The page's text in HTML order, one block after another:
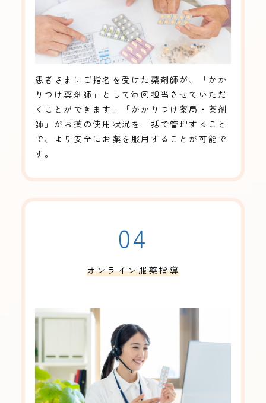
患者さまにご指名を受けた薬剤師が、「かか
りつけ薬剤師」として毎回担当させていただ
くことができます。「かかりつけ薬局・薬剤
師」がお薬の使用状況を一括で管理すること
で、より安全にお薬を服用することが可能で
す。
04
オンライン服薬指導